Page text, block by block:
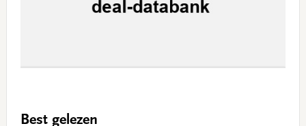
Best gelezen